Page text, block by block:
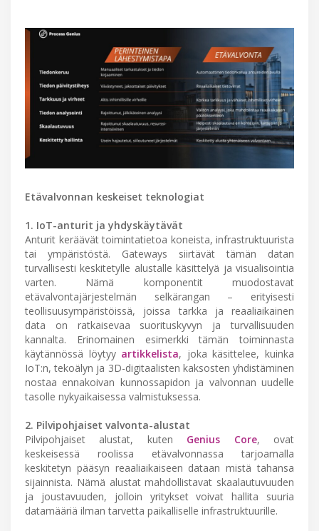
Etävalvonnan keskeiset teknologiat
1. IoT-anturit ja yhdyskäytävät
Anturit keräävät toimintatietoa koneista, infrastruktuurista
tai ympäristöstä. Gateways siirtävät tämän datan
turvallisesti keskitetylle alustalle käsittelyä ja visualisointia
varten. Nämä komponentit muodostavat
etävalvontajärjestelmän selkärangan – erityisesti
teollisuusympäristöissä, joissa tarkka ja reaaliaikainen
data on ratkaisevaa suorituskyvyn ja turvallisuuden
kannalta. Erinomainen esimerkki tämän toiminnasta
käytännössä löytyy artikkelista, joka käsittelee, kuinka
IoT:n, tekoälyn ja 3D-digitaalisten kaksosten yhdistäminen
nostaa ennakoivan kunnossapidon ja valvonnan uudelle
tasolle nykyaikaisessa valmistuksessa.
2. Pilvipohjaiset valvonta-alustat
Pilvipohjaiset alustat, kuten Genius Core, ovat
keskeisessä roolissa etävalvonnassa tarjoamalla
keskitetyn pääsyn reaaliaikaiseen dataan mistä tahansa
sijainnista. Nämä alustat mahdollistavat skaalautuvuuden
ja joustavuuden, jolloin yritykset voivat hallita suuria
datamääriä ilman tarvetta paikalliselle infrastruktuurille.